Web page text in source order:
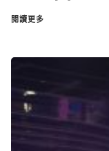
閱讀更多